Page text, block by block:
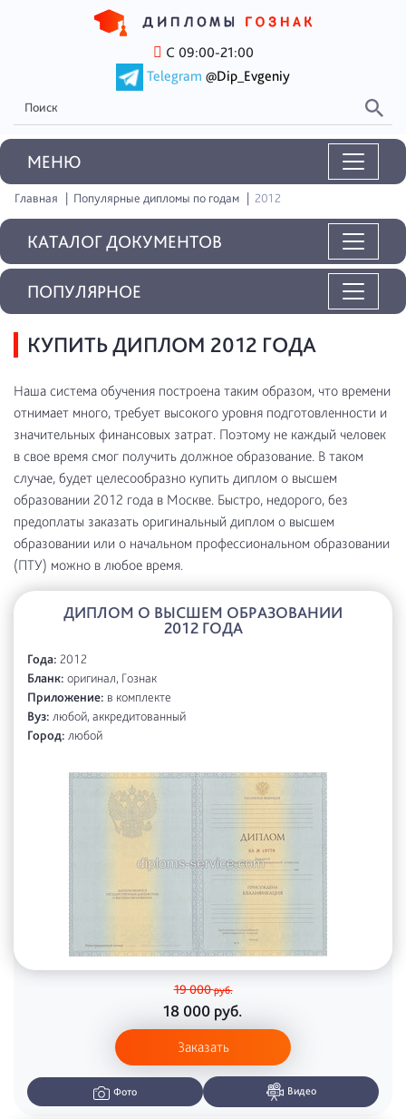
С 09:00-21:00
Telegram @Dip_Evgeniy
MEНЮ
Главная Популярные дипломы по годам 2012
КАТАЛОГ ДОКУМЕНТОВ
КУПИТЬ ДИПЛОМ 2012 ГОДА
Наша система обучения построена таким образом, что времени
отнимает много, требует высокого уровня подготовленности и
значительных финансовых затрат. Поэтому не каждый человек
в свое время смог получить должное образование. В таком
случае, будет целесообразно купить диплом о высшем
образовании 2012 года в Москве. Быстро, недорого, без
предоплаты заказать оригинальный диплом о высшем
образовании или о начальном профессиональном образовании
(ПТУ) можно в любое время.
ДИПЛОМ О ВЫСШЕМ ОБРАЗОВАНИИ
2012 ГОДА
Года: 2012
Бланк: оригинал, Гознак
Приложение: в комплекте
Вуз: любой, аккредитованный
Город: любой
19 000руб.
18 000 руб.
Заказать
Фото Видео
ПОПУЛЯРНОЕ